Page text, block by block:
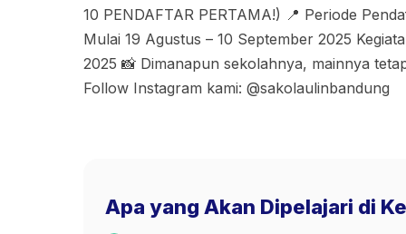
10 PENDAFTAR PERTAMA!) 📍 Periode
Mulai 19 Agustus – 10 September 2025
2025 📸 Dimanapun sekolahnya, mainnya
Follow Instagram kami: @sakolaulinbandung
Apa yang Akan Dipelajari di